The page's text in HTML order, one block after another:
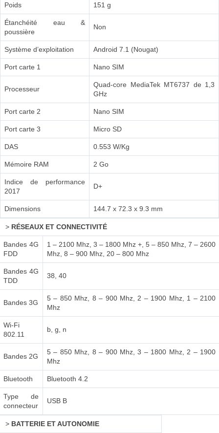
Poids 151 g
Étanchéité eau &
poussière
Non
Système d’exploitation Android 7.1 (Nougat)
Port carte 1 Nano SIM
Processeur
Quad-core MediaTek MT6737 de 1,3
GHz
Port carte 2 Nano SIM
Port carte 3 Micro SD
DAS 0.553 W/Kg
Mémoire RAM 2 Go
Indice de performance
2017
D+
Dimensions 144.7 x 72.3 x 9.3 mm
> RÉSEAUX ET CONNECTIVITÉ
Bandes 4G
FDD
1 – 2100 Mhz, 3 – 1800 Mhz +, 5 – 850 Mhz, 7 – 2600
Mhz, 8 – 900 Mhz, 20 – 800 Mhz
Bandes 4G
TDD
38, 40
Bandes 3G
5 – 850 Mhz, 8 – 900 Mhz, 2 – 1900 Mhz, 1 – 2100
Mhz
Wi-Fi
802.11
b, g, n
Bandes 2G
5 – 850 Mhz, 8 – 900 Mhz, 3 – 1800 Mhz, 2 – 1900
Mhz
Bluetooth Bluetooth 4.2
Type de
connecteur
USB B
> BATTERIE ET AUTONOMIE